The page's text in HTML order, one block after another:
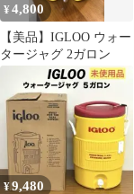
¥4,800
【美品】IGLOO ウォー
タージャグ 2ガロン
¥9,480